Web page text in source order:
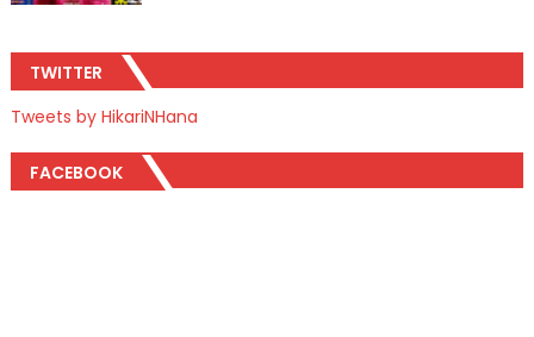
TWITTER
Tweets by HikariNHana
FACEBOOK